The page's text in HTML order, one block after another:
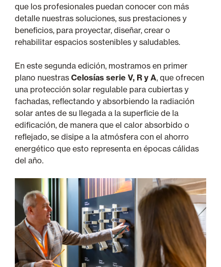
que los profesionales puedan conocer con más
detalle nuestras soluciones, sus prestaciones y
beneficios, para proyectar, diseñar, crear o
rehabilitar espacios sostenibles y saludables.
En este segunda edición, mostramos en primer
plano nuestras Celosías serie V, R y A, que ofrecen
una protección solar regulable para cubiertas y
fachadas, reflectando y absorbiendo la radiación
solar antes de su llegada a la superficie de la
edificación, de manera que el calor absorbido o
reflejado, se disipe a la atmósfera con el ahorro
energético que esto representa en épocas cálidas
del año.